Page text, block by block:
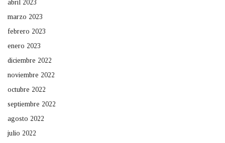
abril 2023
marzo 2023
febrero 2023
enero 2023
diciembre 2022
noviembre 2022
octubre 2022
septiembre 2022
agosto 2022
julio 2022